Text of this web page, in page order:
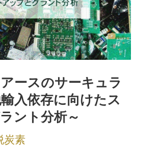
ースのサーキュラ
入依存に向けたス
ント分析～
炭素